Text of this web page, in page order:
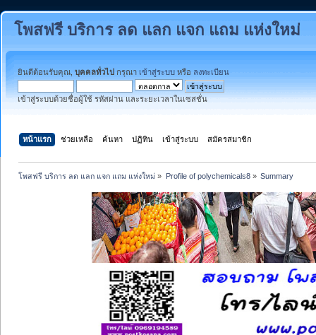
โพสฟรี บริการ ลด แลก แจก แถม แห่งใหม่
ยินดีต้อนรับคุณ, บุคคลทั่วไป กรุณา เข้าสู่ระบบ หรือ ลงทะเบียน
เข้าสู่ระบบด้วยชื่อผู้ใช้ รหัสผ่าน และระยะเวลาในเซสชั่น
หน้าแรก ช่วยเหลือ ค้นหา ปฏิทิน เข้าสู่ระบบ สมัครสมาชิก
โพสฟรี บริการ ลด แลก แจก แถม แห่งใหม่ » Profile of polychemicals8» Summary